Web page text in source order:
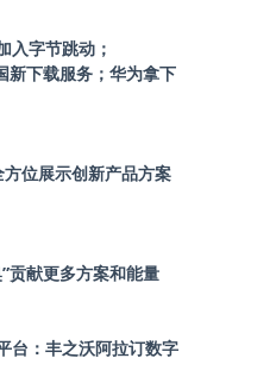
入字节跳动；
新下载服务；华为拿下
位展示创新产品方案
贡献更多方案和能量
台：丰之沃阿拉订数字